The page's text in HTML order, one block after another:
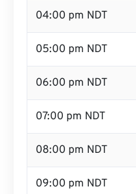
04:00 pm NDT
05:00 pm NDT
06:00 pm NDT
07:00 pm NDT
08:00 pm NDT
09:00 pm NDT